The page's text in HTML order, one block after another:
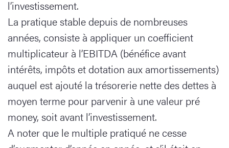
l’investissement.
La pratique stable depuis de nombreuses
années, consiste à appliquer un coefficient
multiplicateur à l’EBITDA (bénéfice avant
intérêts, impôts et dotation aux amortissements)
auquel est ajouté la trésorerie nette des dettes à
moyen terme pour parvenir à une valeur pré
money, soit avant l’investissement.
A noter que le multiple pratiqué ne cesse